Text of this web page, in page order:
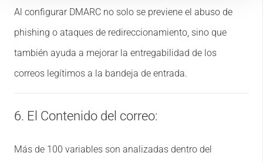
Al configurar DMARC no solo se previene el abuso de
phishing o ataques de redireccionamiento, sino que
también ayuda a mejorar la entregabilidad de los
correos legítimos a la bandeja de entrada.
6. El Contenido del correo:
Más de 100 variables son analizadas dentro del